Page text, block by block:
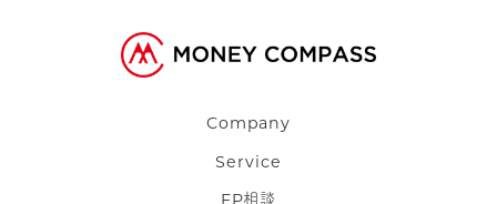
Company
Service
FP相談